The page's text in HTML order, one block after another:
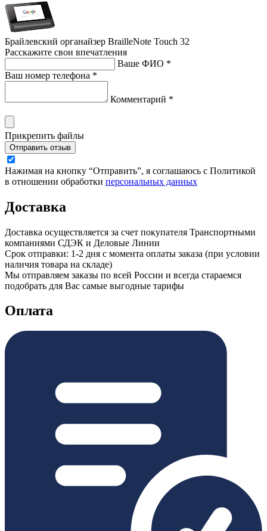
Брайлевский органайзер BrailleNote Touch 32
Расскажите свои впечатления
Ваше ФИО *
Ваш номер телефона *
Комментарий *
Прикрепить файлы
Отправить отзыв
Нажимая на кнопку “Отправить”, я соглашаюсь с Политикой
в отношении обработки персональных данных
Доставка
Доставка осуществляется за счет покупателя Транспортными
компаниями СДЭК и Деловые Линии
Срок отправки: 1-2 дня с момента оплаты заказа (при условии
наличия товара на складе)
Мы отправляем заказы по всей России и всегда стараемся
подобрать для Вас самые выгодные тарифы
Оплата